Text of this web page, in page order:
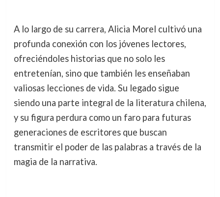
A lo largo de su carrera, Alicia Morel cultivó una
profunda conexión con los jóvenes lectores,
ofreciéndoles historias que no solo les
entretenían, sino que también les enseñaban
valiosas lecciones de vida. Su legado sigue
siendo una parte integral de la literatura chilena,
y su figura perdura como un faro para futuras
generaciones de escritores que buscan
transmitir el poder de las palabras a través de la
magia de la narrativa.